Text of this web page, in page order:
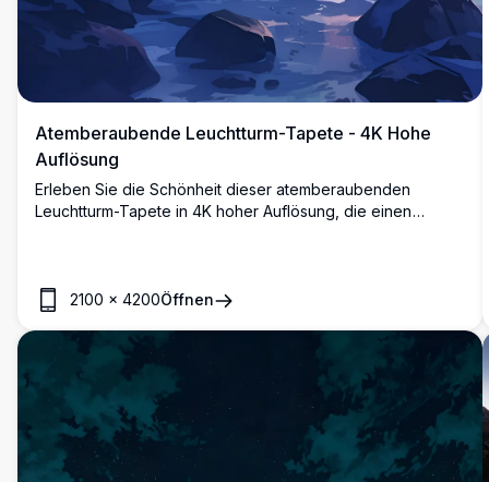
Atemberaubende Leuchtturm-Tapete - 4K Hohe
Auflösung
Erleben Sie die Schönheit dieser atemberaubenden
Leuchtturm-Tapete in 4K hoher Auflösung, die einen
im Hintergrund gelegen, ist dieses hochwertige Bild perfekt
Naturliebhaber und diejenigen, die eine beeindruckende,
hochauflösende Tapete suchen, um ihre Geräte
aufzuwerten. Laden Sie diese Premium-Ultra-HD-Tapete
noch heute herunter für ein immersives visuelles Erlebnis!
2100 × 4200Öffnen